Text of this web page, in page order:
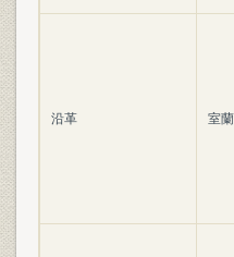
沿革 室